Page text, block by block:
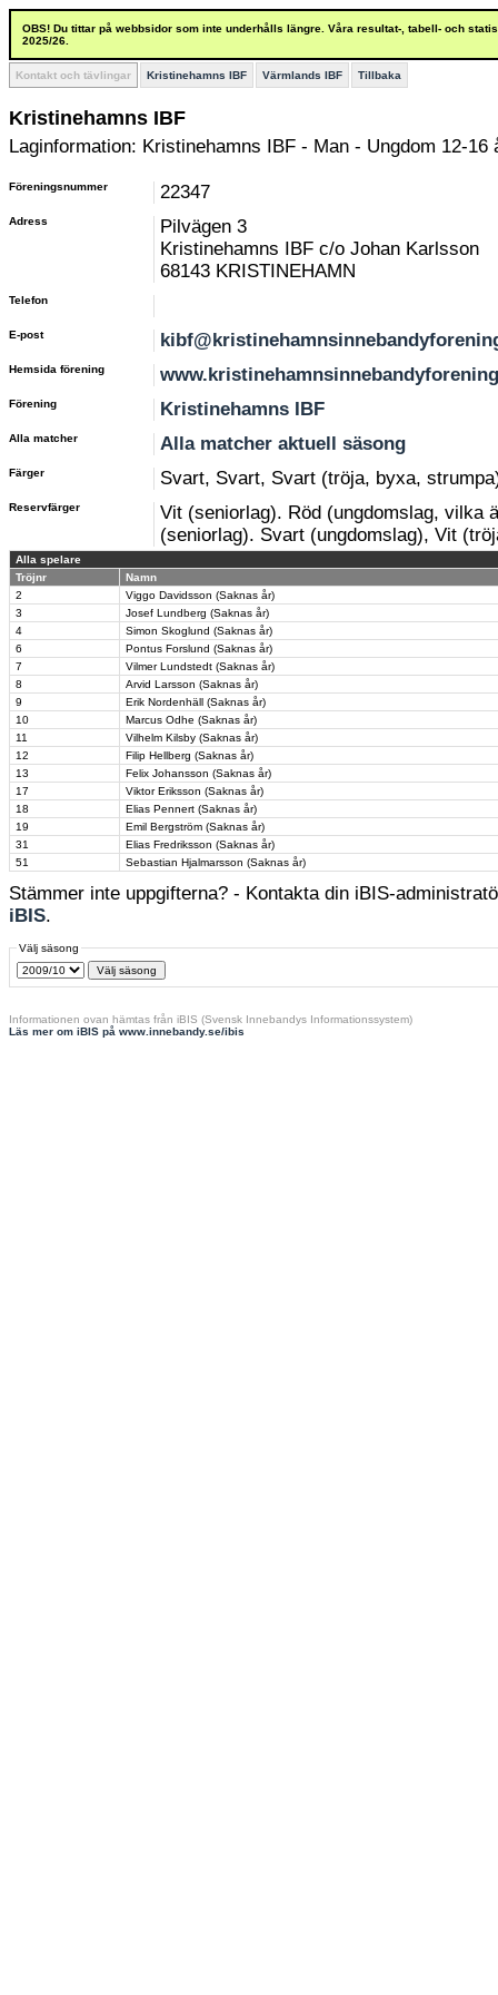
OBS! Du tittar på webbsidor som inte underhålls längre. Våra resultat-, tabell- och
2025/26.
Kontakt och tävlingar Kristinehamns IBF Värmlands IBF Tillbaka
Kristinehamns IBF
Laginformation: Kristinehamns IBF - Man - Ungdom 12-16
Föreningsnummer 22347
Adress
Pilvägen 3
Kristinehamns IBF c/o Johan Karlsson
68143 KRISTINEHAMN
Telefon
E-post
Hemsida förening
Förening Kristinehamns IBF
Alla matcher Alla matcher aktuell säsong
Färger Svart, Svart, Svart (tröja, byxa,
Reservfärger
Vit (seniorlag). Röd (ungdomslag, vilka
(seniorlag). Svart (ungdomslag), Vit
Alla spelare
Tröjnr
Namn
2
Viggo Davidsson (Saknas år)
3
Josef Lundberg (Saknas år)
4
Simon Skoglund (Saknas år)
6
Pontus Forslund (Saknas år)
7
Vilmer Lundstedt (Saknas år)
8
Arvid Larsson (Saknas år)
9
Erik Nordenhäll (Saknas år)
10
Marcus Odhe (Saknas år)
11
Vilhelm Kilsby (Saknas år)
12
Filip Hellberg (Saknas år)
13
Felix Johansson (Saknas år)
17
Viktor Eriksson (Saknas år)
18
Elias Pennert (Saknas år)
19
Emil Bergström (Saknas år)
31
Elias Fredriksson (Saknas år)
51
Sebastian Hjalmarsson (Saknas år)
Stämmer inte uppgifterna? - Kontakta din iBIS-
iBIS.
Välj säsong
Informationen ovan hämtas från iBIS (Svensk Innebandys Informationssystem)
Läs mer om iBIS på www.innebandy.se/ibis